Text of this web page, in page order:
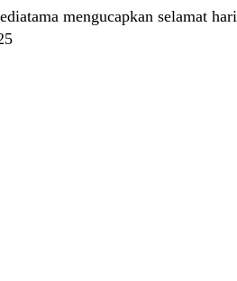
mengucapkan selamat hari